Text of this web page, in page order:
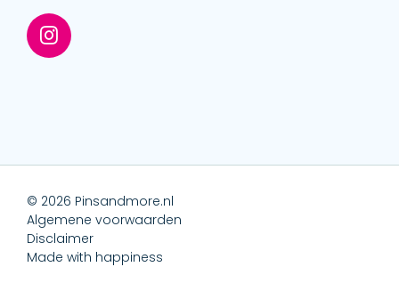
© 2026 Pinsandmore.nl
Algemene voorwaarden
Disclaimer
Made with happiness